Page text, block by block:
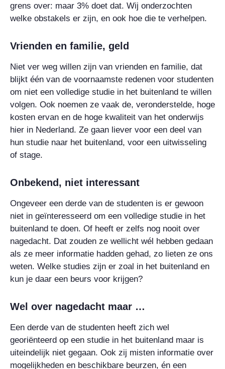
grens over: maar 3% doet dat. Wij onderzochten
welke obstakels er zijn, en ook hoe die te verhelpen.
Vrienden en familie, geld
Niet ver weg willen zijn van vrienden en familie, dat
blijkt één van de voornaamste redenen voor studenten
om niet een volledige studie in het buitenland te willen
volgen. Ook noemen ze vaak de, veronderstelde, hoge
kosten ervan en de hoge kwaliteit van het onderwijs
hier in Nederland. Ze gaan liever voor een deel van
hun studie naar het buitenland, voor een uitwisseling
of stage.
Onbekend, niet interessant
Ongeveer een derde van de studenten is er gewoon
niet in geïnteresseerd om een volledige studie in het
buitenland te doen. Of heeft er zelfs nog nooit over
nagedacht. Dat zouden ze wellicht wél hebben gedaan
als ze meer informatie hadden gehad, zo lieten ze ons
weten. Welke studies zijn er zoal in het buitenland en
kun je daar een beurs voor krijgen?
Wel over nagedacht maar …
Een derde van de studenten heeft zich wel
georiënteerd op een studie in het buitenland maar is
uiteindelijk niet gegaan. Ook zij misten informatie over
mogelijkheden en beschikbare beurzen, én een